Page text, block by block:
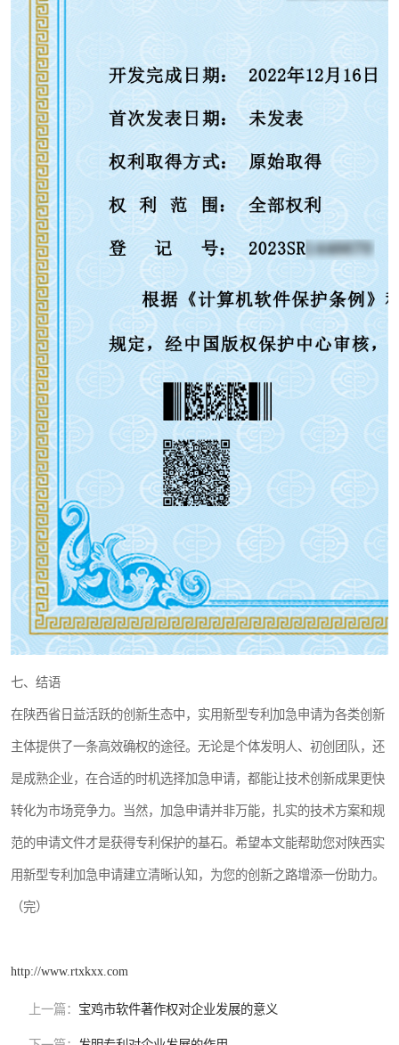
七、结语
在陕西省日益活跃的创新生态中，实用新型专利加急申请为各类创新
主体提供了一条高效确权的途径。无论是个体发明人、初创团队，还
是成熟企业，在合适的时机选择加急申请，都能让技术创新成果更快
转化为市场竞争力。当然，加急申请并非万能，扎实的技术方案和规
范的申请文件才是获得专利保护的基石。希望本文能帮助您对陕西实
用新型专利加急申请建立清晰认知，为您的创新之路增添一份助力。
（完）
http://www.rtxkxx.com
上一篇： 宝鸡市软件著作权对企业发展的意义